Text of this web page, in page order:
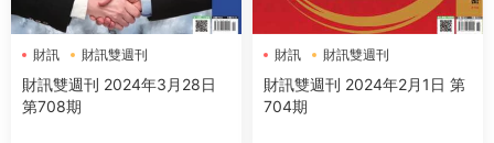
財訊 財訊雙週刊
財訊雙週刊 2024年3月28日
第708期
財訊 財訊雙週刊
財訊雙週刊 2024年2月1日 第
704期